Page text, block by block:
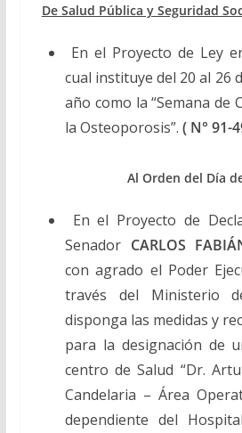
De Salud Pública y Seguridad
En el Proyecto de Ley
cual instituye del 20 al 26
año como la “Semana de
la Osteoporosis”. ( N° 91-
Al Orden del Día
En el Proyecto de
SenadorCARLOS
con agrado el Poder
través del Ministerio
disponga las medidas y
para la designación de
centro de Salud “Dr.
Candelaria – Área
dependiente del